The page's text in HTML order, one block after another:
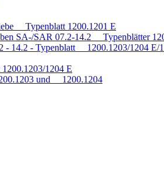
Typenblatt 1200.1201 E
SA-/SAR 07.2-14.2 Typenblätter
14.2 - Typenblatt 1200.1203/1204 E/1
1204 E
und 1200.1204